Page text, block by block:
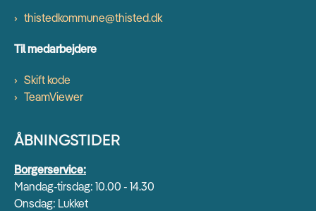
thistedkommune@thisted.dk
Til medarbejdere
Skift kode
TeamViewer
ÅBNINGSTIDER
Borgerservice:
Mandag-tirsdag: 10.00 - 14.30
Onsdag: Lukket